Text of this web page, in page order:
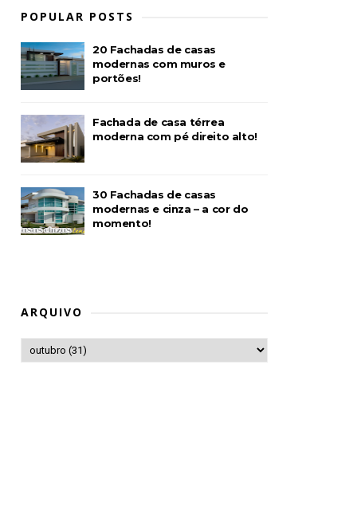
POPULAR POSTS
20 Fachadas de casas
modernas com muros e
portões!
Fachada de casa térrea
moderna com pé direito alto!
30 Fachadas de casas
modernas e cinza – a cor do
momento!
ARQUIVO